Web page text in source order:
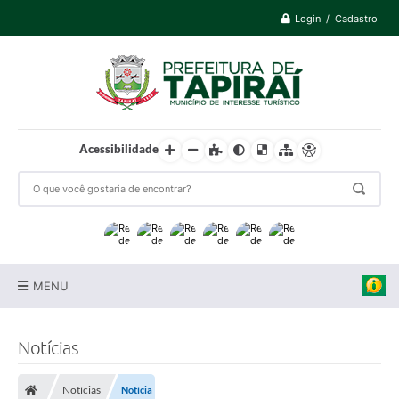
Login / Cadastro
Acessibilidade
MENU
Notícias
Notícias Notícia